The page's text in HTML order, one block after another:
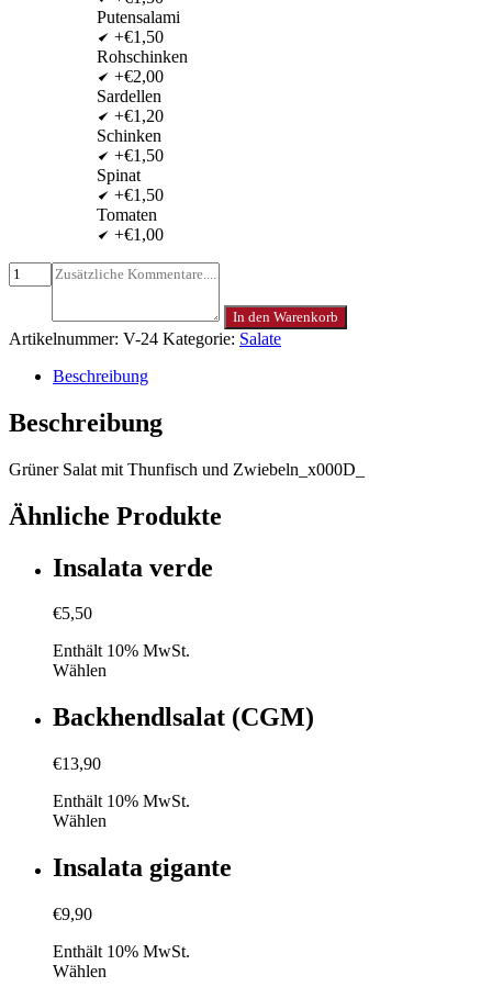
Putensalami
+€1,50
Rohschinken
+€2,00
Sardellen
+€1,20
Schinken
+€1,50
Spinat
+€1,50
Tomaten
+€1,00
In den Warenkorb
Artikelnummer: V-24 Kategorie: Salate
Beschreibung
Beschreibung
Grüner Salat mit Thunfisch und Zwiebeln_x000D_
Ähnliche Produkte
Insalata verde
€5,50
Enthält 10% MwSt.
Wählen
Backhendlsalat (CGM)
€13,90
Enthält 10% MwSt.
Wählen
Insalata gigante
€9,90
Enthält 10% MwSt.
Wählen